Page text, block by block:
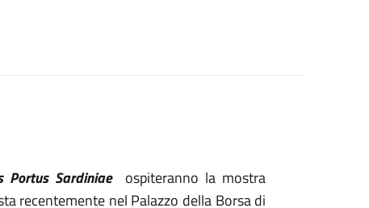
Portus Sardiniae
ospiteranno la mostra
recentemente nel Palazzo della Borsa di